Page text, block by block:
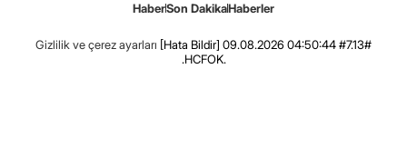
HaberSon DakikaHaberler
Gizlilik ve çerez ayarları [Hata Bildir] 09.08.2026 04:50:44 #7.13#
.HCFOK.